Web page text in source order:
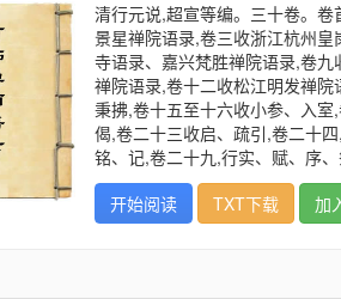
清行元说,超宣等编。三十卷。
景星禅院语录,卷三收浙江杭州
寺语录、嘉兴梵胜禅院语录,卷
禅院语录,卷十二收松江明发禅
秉拂,卷十五至十六收小参、入
偈,卷二十三收启、疏引,卷二十
铭、记,卷二十九,行实、赋、序
开始阅读
TXT下载 加